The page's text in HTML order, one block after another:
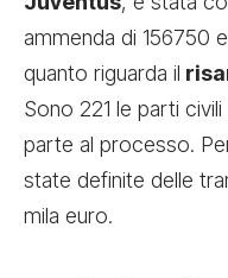
ammenda di 156750
quanto riguarda il
Sono 221 le parti
parte al processo.
state definite delle
mila euro.